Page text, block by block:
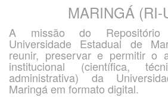
MARINGÁ (RI-
A missão do Repositório
Universidade Estadual de
reunir, preservar e permitir o
institucional (científica,
administrativa) da
Maringá em formato digital.